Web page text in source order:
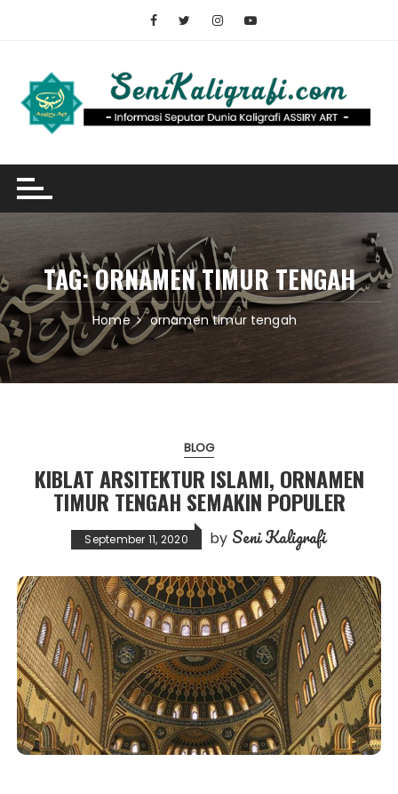
TAG:ORNAMEN TIMUR TENGAH
Home ornamen timur tengah
BLOG
KIBLAT ARSITEKTUR ISLAMI, ORNAMEN
TIMUR TENGAH SEMAKIN POPULER
September 11, 2020 by Seni Kaligrafi